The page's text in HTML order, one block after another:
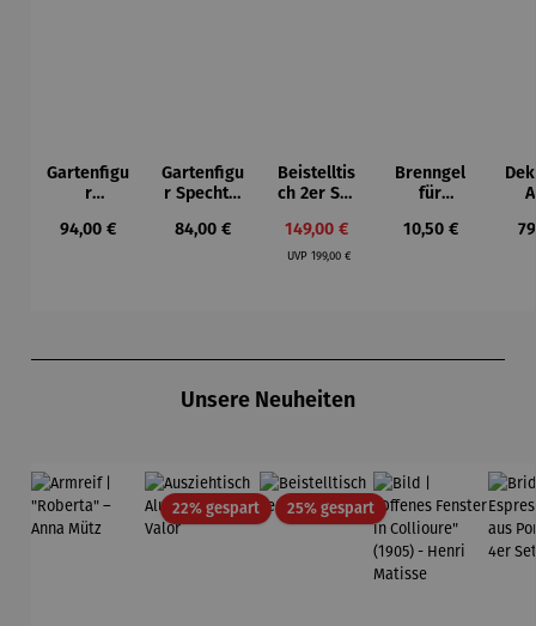
Gartenfigu
r
t Vogel -
Regulärer Preis:
94,00 €
Gartenfigu
r Specht -
Bhire
Regulärer Preis:
84,00 €
Beistelltis
ch 2er Set
Verkaufspreis:
149,00 €
UVP Regulärer Preis:
199,00 €
Brenngel
für
elle -
Regulärer Preis:
10,50 €
Unsere Neuheiten
22% gespartRabatt25% gespartRabatt